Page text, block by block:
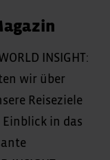
INSIGHT:
wir über
Reiseziele
in das